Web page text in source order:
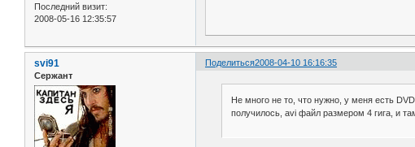
Последний визит:
2008-05-16 12:35:57
Поделиться2008-04-10 16:16:35
svi91
Сержант
Не много не то, что нужно, у меня есть
получилось, avi файл размером 4 гига, и